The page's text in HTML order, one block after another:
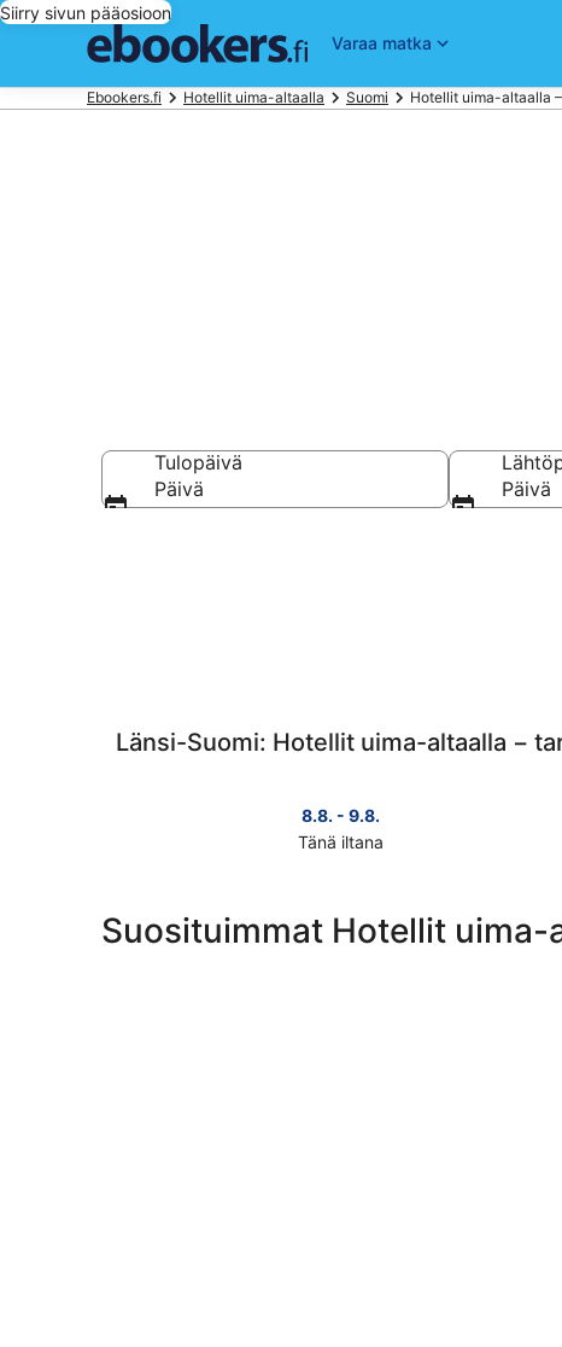
Siirry sivun pääosioon
Varaa matka
Ebookers.fi Hotellit uima-altaalla Suomi Hotellit uima-altaalla
Tulopäivä
Päivä
Päivä
Länsi-Suomi: Hotellit uima-altaalla −
8.8. - 9.8.
Tänä iltana
Länsi-
Suomi
Suosituimmat Hotellit uima-